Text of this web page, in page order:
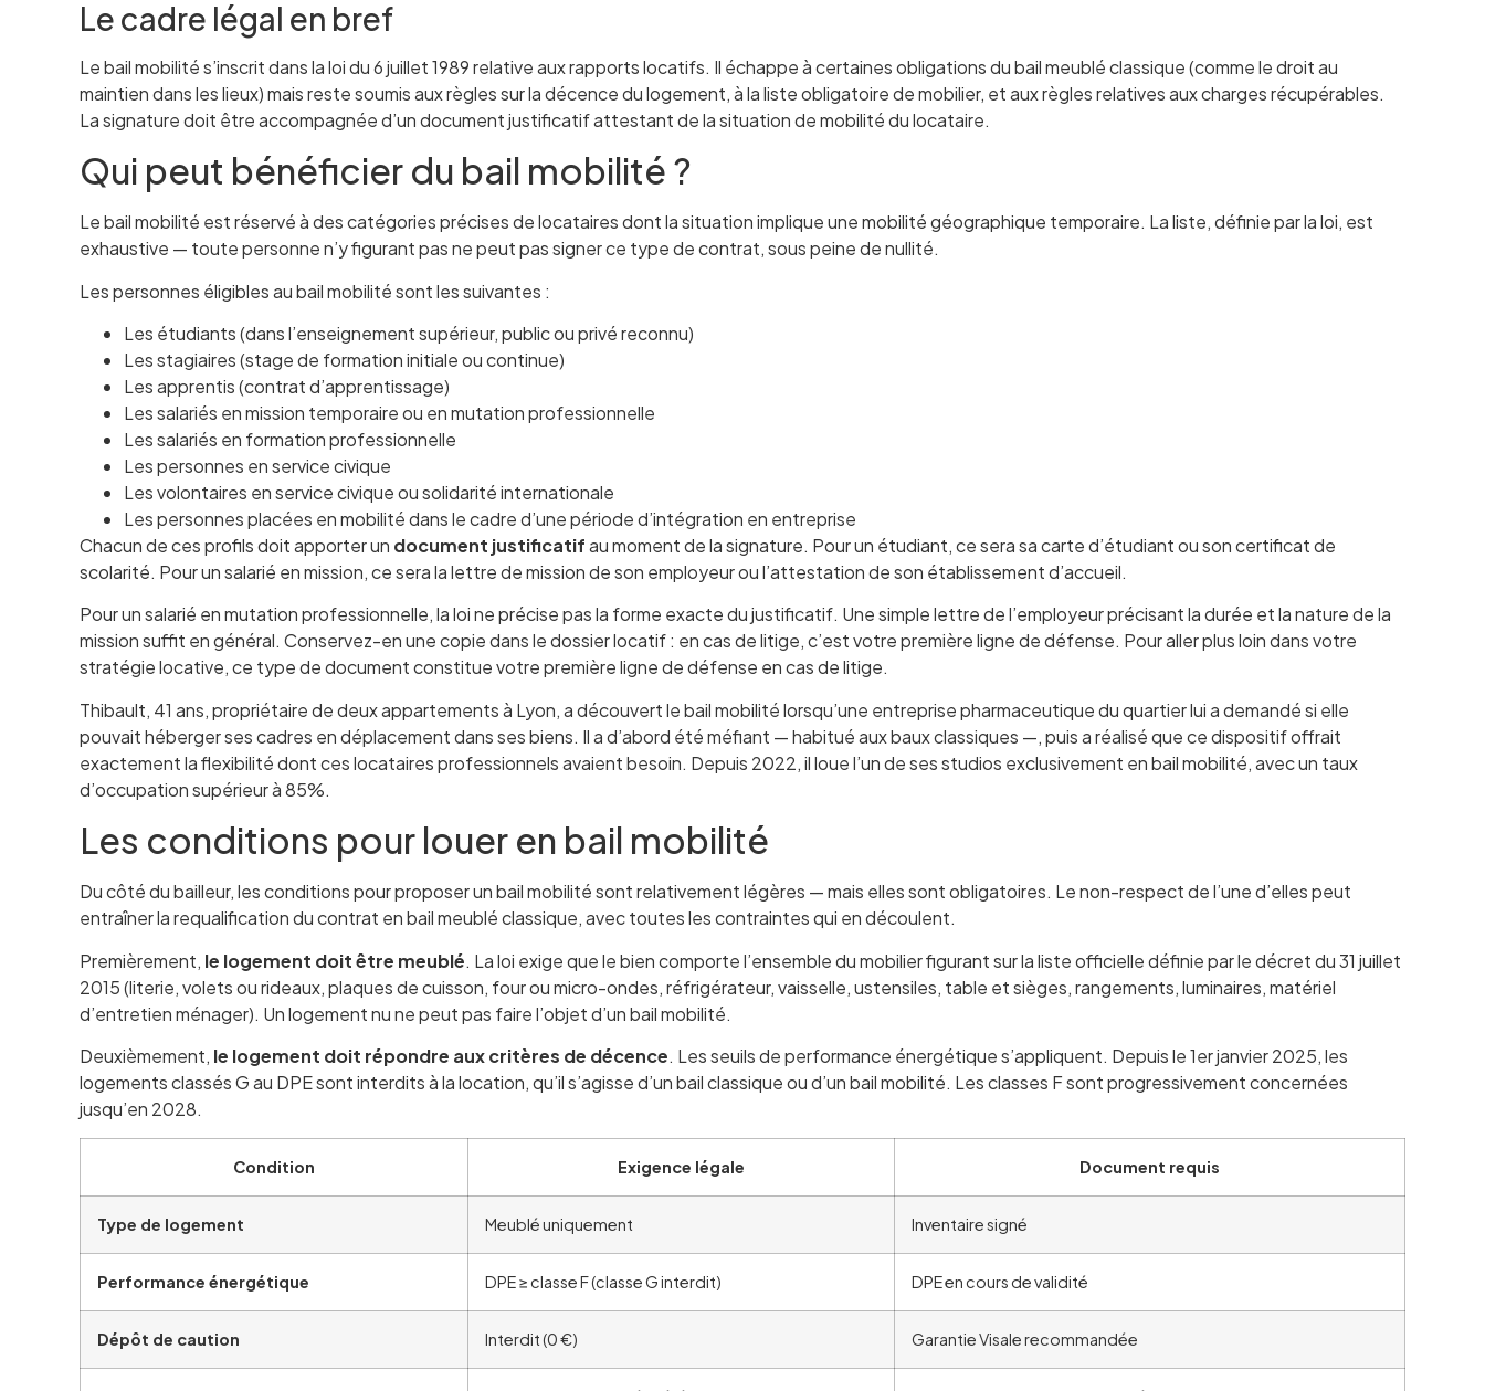
Le cadre légal en bref
Le bail mobilité s’inscrit dans la loi du 6 juillet 1989 relative aux rapports locatifs. Il échappe à certaines obligations du bail meublé classique (comme le droit au
maintien dans les lieux) mais reste soumis aux règles sur la décence du logement, à la liste obligatoire de mobilier, et aux règles relatives aux charges récupérables.
La signature doit être accompagnée d’un document justificatif attestant de la situation de mobilité du locataire.
Qui peut bénéficier du bail mobilité ?
Le bail mobilité est réservé à des catégories précises de locataires dont la situation implique une mobilité géographique temporaire. La liste, définie par la loi, est
exhaustive — toute personne n’y figurant pas ne peut pas signer ce type de contrat, sous peine de nullité.
Les personnes éligibles au bail mobilité sont les suivantes :
Les étudiants (dans l’enseignement supérieur, public ou privé reconnu)
Les stagiaires (stage de formation initiale ou continue)
Les apprentis (contrat d’apprentissage)
Les salariés en mission temporaire ou en mutation professionnelle
Les salariés en formation professionnelle
Les personnes en service civique
Les volontaires en service civique ou solidarité internationale
Les personnes placées en mobilité dans le cadre d’une période d’intégration en entreprise
Chacun de ces profils doit apporter un document justificatifau moment de la signature. Pour un étudiant, ce sera sa carte d’étudiant ou son certificat de
scolarité. Pour un salarié en mission, ce sera la lettre de mission de son employeur ou l’attestation de son établissement d’accueil.
Pour un salarié en mutation professionnelle, la loi ne précise pas la forme exacte du justificatif. Une simple lettre de l’employeur précisant la durée et la nature de la
mission suffit en général. Conservez-en une copie dans le dossier locatif : en cas de litige, c’est votre première ligne de défense. Pour aller plus loin dans votre
stratégie locative, ce type de document constitue votre première ligne de défense en cas de litige.
Thibault, 41 ans, propriétaire de deux appartements à Lyon, a découvert le bail mobilité lorsqu’une entreprise pharmaceutique du quartier lui a demandé si elle
pouvait héberger ses cadres en déplacement dans ses biens. Il a d’abord été méfiant — habitué aux baux classiques —, puis a réalisé que ce dispositif offrait
exactement la flexibilité dont ces locataires professionnels avaient besoin. Depuis 2022, il loue l’un de ses studios exclusivement en bail mobilité, avec un taux
d’occupation supérieur à 85%.
Les conditions pour louer en bail mobilité
Du côté du bailleur, les conditions pour proposer un bail mobilité sont relativement légères — mais elles sont obligatoires. Le non-respect de l’une d’elles peut
entraîner la requalification du contrat en bail meublé classique, avec toutes les contraintes qui en découlent.
Premièrement, le logement doit être meublé. La loi exige que le bien comporte l’ensemble du mobilier figurant sur la liste officielle définie par le décret du 31 juillet
2015 (literie, volets ou rideaux, plaques de cuisson, four ou micro-ondes, réfrigérateur, vaisselle, ustensiles, table et sièges, rangements, luminaires, matériel
d’entretien ménager). Un logement nu ne peut pas faire l’objet d’un bail mobilité.
Deuxièmement, le logement doit répondre aux critères de décence. Les seuils de performance énergétique s’appliquent. Depuis le 1er janvier 2025, les
logements classés G au DPE sont interdits à la location, qu’il s’agisse d’un bail classique ou d’un bail mobilité. Les classes F sont progressivement concernées
jusqu’en 2028.
Condition Exigence légale Document requis
Type de logement Meublé uniquement Inventaire signé
Performance énergétique DPE ≥ classe F (classe G interdit) DPE en cours de validité
Dépôt de caution Interdit (0 €) Garantie Visale recommandée